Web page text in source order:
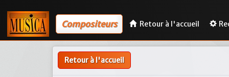
Compositeurs Retour à l'accueil
Retour à l'accueil